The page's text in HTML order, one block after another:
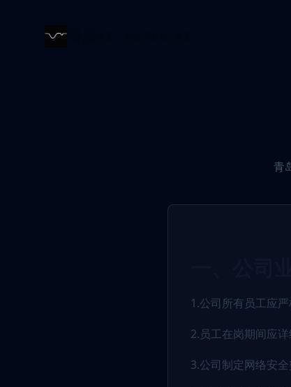
青
1.公司所有员工应
2.员工在岗期间应
3.公司制定网络安